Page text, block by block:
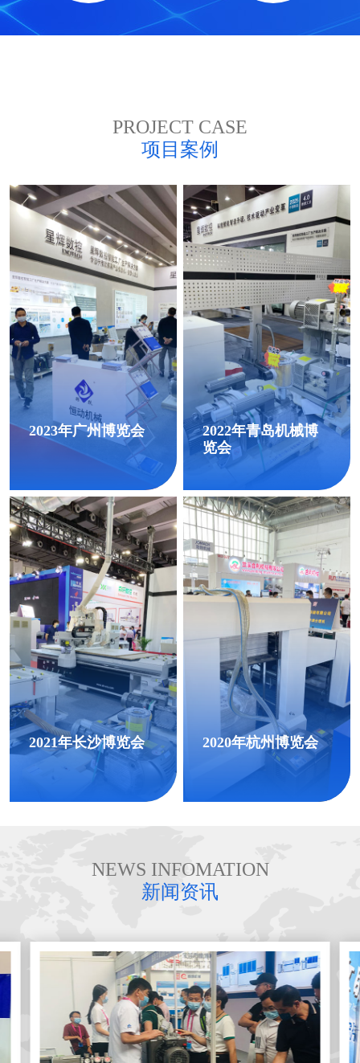
PROJECT CASE
项目案例
2023年广州博览会
2022年青岛机械博
览会
2021年长沙博览会 2020年杭州博览会
NEWS INFOMATION
新闻资讯